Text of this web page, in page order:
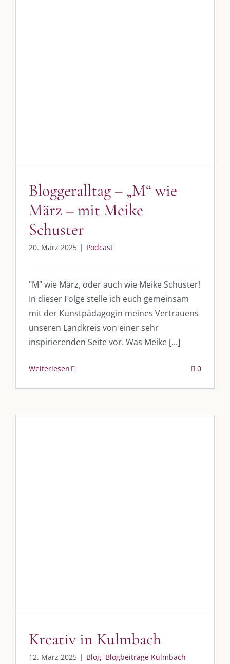
Bloggeralltag – „M“ wie
März – mit Meike
Schuster
20. März 2025 | Podcast
"M" wie März, oder auch wie Meike Schuster!
In dieser Folge stelle ich euch gemeinsam
mit der Kunstpädagogin meines Vertrauens
unseren Landkreis von einer sehr
inspirierenden Seite vor. Was Meike [...]
Weiterlesen 0
Kreativ in Kulmbach
12. März 2025 | Blog, Blogbeiträge Kulmbach
DIE KULMBLOGGERA
Kulmbloggera